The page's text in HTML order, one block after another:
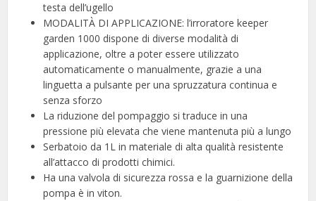
testa dell’ugello
MODALITÀ DI APPLICAZIONE: l’irroratore keeper
garden 1000 dispone di diverse modalità di
applicazione, oltre a poter essere utilizzato
automaticamente o manualmente, grazie a una
linguetta a pulsante per una spruzzatura continua e
senza sforzo
La riduzione del pompaggio si traduce in una
pressione più elevata che viene mantenuta più a lungo
Serbatoio da 1L in materiale di alta qualità resistente
all’attacco di prodotti chimici.
Ha una valvola di sicurezza rossa e la guarnizione della
pompa è in viton.